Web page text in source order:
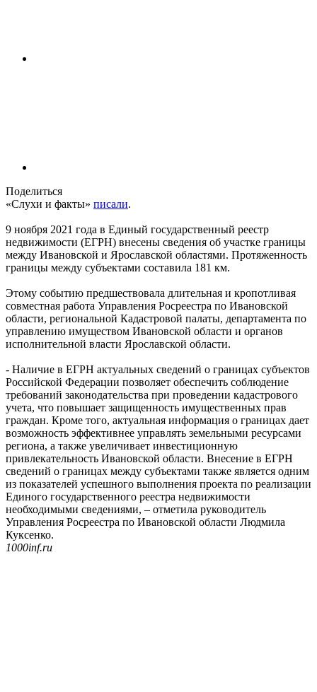
Поделиться
«Слухи и факты» писали.
9 ноября 2021 года в Единый государственный реестр
недвижимости (ЕГРН) внесены сведения об участке границы
между Ивановской и Ярославской областями. Протяженность
границы между субъектами составила 181 км.
Этому событию предшествовала длительная и кропотливая
совместная работа Управления Росреестра по Ивановской
области, региональной Кадастровой палаты, департамента по
управлению имуществом Ивановской области и органов
исполнительной власти Ярославской области.
- Наличие в ЕГРН актуальных сведений о границах субъектов
Российской Федерации позволяет обеспечить соблюдение
требований законодательства при проведении кадастрового
учета, что повышает защищенность имущественных прав
граждан. Кроме того, актуальная информация о границах дает
возможность эффективнее управлять земельными ресурсами
региона, а также увеличивает инвестиционную
привлекательность Ивановской области. Внесение в ЕГРН
сведений о границах между субъектами также является одним
из показателей успешного выполнения проекта по реализации
Единого государственного реестра недвижимости
необходимыми сведениями, – отметила руководитель
Управления Росреестра по Ивановской области Людмила
Куксенко.
1000inf.ru